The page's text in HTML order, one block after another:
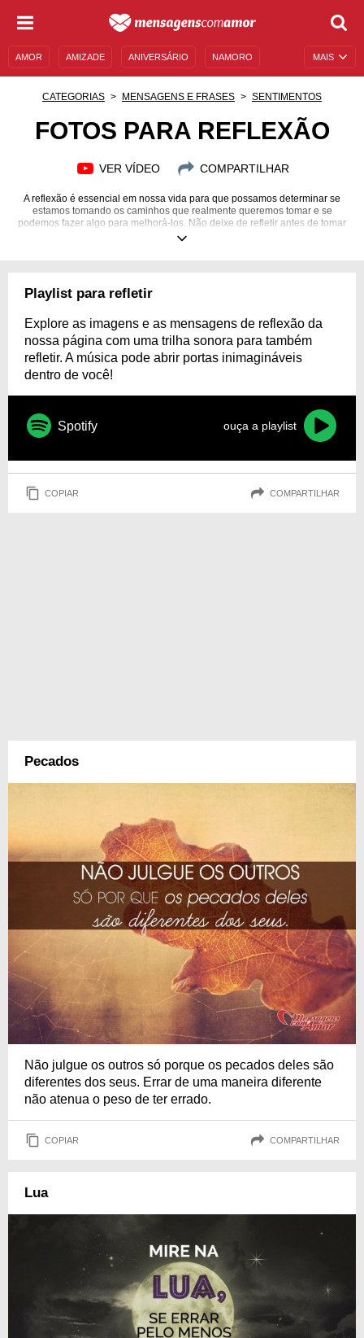
MAIS
AMOR AMIZADE ANIVERSÁRIO NAMORO
CATEGORIAS MENSAGENS E FRASES SENTIMENTOS
FOTOS PARA REFLEXÃO
VER VÍDEO COMPARTILHAR
A reflexão é essencial em nossa vida para que possamos determinar se
estamos tomando os caminhos que realmente queremos tomar e se
podemos fazer algo para melhorá-los. Não deixe de refletir antes de tomar
qualquer decisão importante, pois o impulso às vezes nos faz quebrar a
Playlist para refletir
Explore as imagens e as mensagens de reflexão da
nossa página com uma trilha sonora para também
refletir. A música pode abrir portas inimagináveis
dentro de você!
Spotify ouça a playlist
COPIAR COMPARTILHAR
Pecados
Não julgue os outros só porque os pecados deles são
diferentes dos seus. Errar de uma maneira diferente
não atenua o peso de ter errado.
COPIAR COMPARTILHAR
Lua